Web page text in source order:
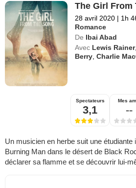
The Girl From
28 avril 2020 | 1h
Romance
De Ibai Abad
Avec Lewis Rainer
Berry ,Charlie
Spectateurs
3,1
Mes
--
Un musicien en herbe suit une étudiante
Burning Man dans le désert de Black
déclarer sa flamme et se découvrir lui-